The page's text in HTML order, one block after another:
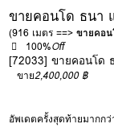
ขายคอนโด ธนา
(916 เมตร ==>ขายคอ
100%Off
[72033] ขายคอนโด
ขาย2,400,000 ฿
อัพเดตครั้งสุดท้ายมากก